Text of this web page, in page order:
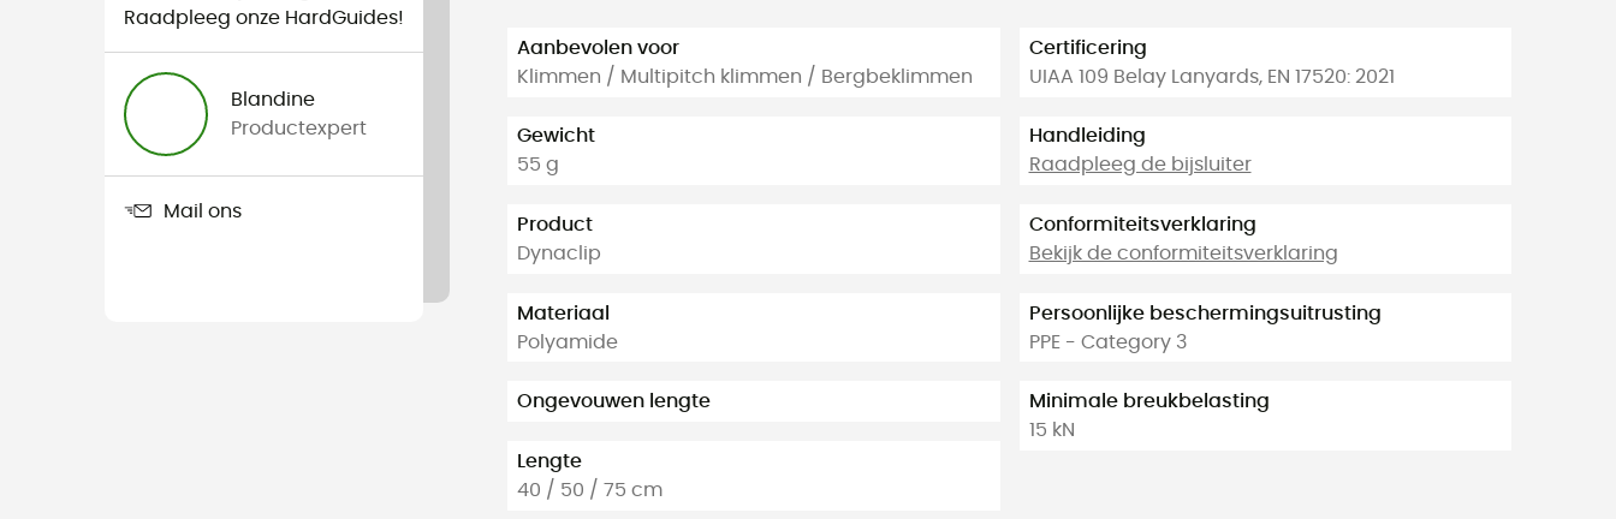
Raadpleeg onze HardGuides!
Blandine
Productexpert
Mail ons
Aanbevolen voor
Klimmen / Multipitch klimmen / Bergbeklimmen
Gewicht
55 g
Product
Dynaclip
Materiaal
Polyamide
Ongevouwen lengte
Lengte
40 / 50 / 75 cm
Certificering
UIAA 109 Belay Lanyards, EN 17520: 2021
Handleiding
Raadpleeg de bijsluiter
Conformiteitsverklaring
Bekijk de conformiteitsverklaring
Persoonlijke beschermingsuitrusting
PPE - Category 3
Minimale breukbelasting
15 kN